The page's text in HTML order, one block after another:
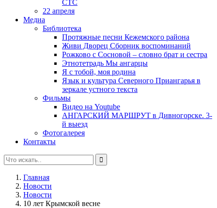
СТС
22 апреля
Медиа
Библиотека
Протяжные песни Кежемского района
Живи Дворец Сборник воспоминаний
Рожково с Сосновой – словно брат и сестра
Этнотетрадь Мы ангарцы
Я с тобой, моя родина
Язык и культура Северного Приангарья в
зеркале устного текста
Фильмы
Видео на Youtube
АНГАРСКИЙ МАРШРУТ в Дивногорске. 3-
й выезд
Фотогалерея
Контакты
Главная
Новости
Новости
10 лет Крымской весне